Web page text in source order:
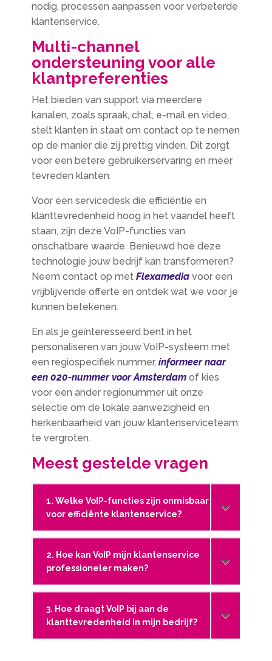
nodig, processen aanpassen voor verbeterde
klantenservice.
Multi-channel
ondersteuning voor alle
klantpreferenties
Het bieden van support via meerdere
kanalen, zoals spraak, chat, e-mail en video,
stelt klanten in staat om contact op te nemen
op de manier die zij prettig vinden. Dit zorgt
voor een betere gebruikerservaring en meer
tevreden klanten.
Voor een servicedesk die efficiëntie en
klanttevredenheid hoog in het vaandel heeft
staan, zijn deze VoIP-functies van
onschatbare waarde. Benieuwd hoe deze
technologie jouw bedrijf kan transformeren?
Neem contact op metFlexamedia voor een
vrijblijvende offerte en ontdek wat we voor je
kunnen betekenen.
En als je geïnteresseerd bent in het
personaliseren van jouw VoIP-systeem met
een regiospecifiek nummer,informeer naar
een 020-nummer voor Amsterdam of kies
voor een ander regionummer uit onze
selectie om de lokale aanwezigheid en
herkenbaarheid van jouw klantenserviceteam
te vergroten.
Meest gestelde vragen
1. Welke VoIP-functies zijn onmisbaar
voor efficiënte klantenservice?
2. Hoe kan VoIP mijn klantenservice
professioneler maken?
3. Hoe draagt VoIP bij aan de
klanttevredenheid in mijn bedrijf?